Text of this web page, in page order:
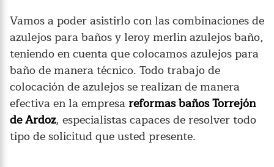
Vamos a poder asistirlo con las combinaciones de
azulejos para baños y leroy merlin azulejos baño,
teniendo en cuenta que colocamos azulejos para
baño de manera técnico. Todo trabajo de
colocación de azulejos se realizan de manera
efectiva en la empresareformas baños Torrejón
de Ardoz, especialistas capaces de resolver todo
tipo de solicitud que usted presente.